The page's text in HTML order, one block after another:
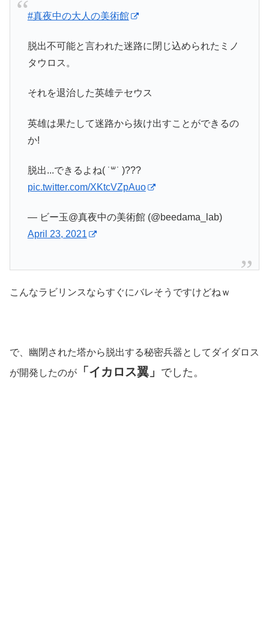
#真夜中の大人の美術館
脱出不可能と言われた迷路に閉じ込められたミノ
タウロス。
それを退治した英雄テセウス
英雄は果たして迷路から抜け出すことができるの
か!
脱出...できるよね( ˙꒳​˙ )???
pic.twitter.com/XKtcVZpAuo
— ビー玉@真夜中の美術館 (@beedama_lab)
April 23, 2021
こんなラビリンスならすぐにバレそうですけどねｗ
で、幽閉された塔から脱出する秘密兵器としてダイダロス
が開発したのが
「イカロス翼」 でした。